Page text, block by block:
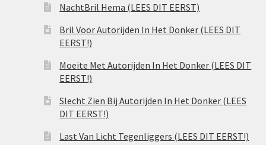
NachtBril Hema (LEES DIT EERST)
Bril Voor Autorijden In Het Donker (LEES DIT
EERST!)
Moeite Met Autorijden In Het Donker (LEES DIT
EERST!)
Slecht Zien Bij Autorijden In Het Donker (LEES
DIT EERST!)
Last Van Licht Tegenliggers (LEES DIT EERST!)